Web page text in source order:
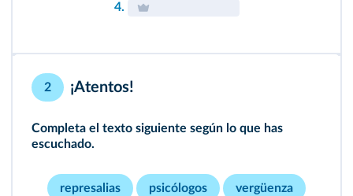
4.
2 ¡Atentos!
Completa el texto siguiente según lo que has
escuchado.
represalias psicólogos vergüenza